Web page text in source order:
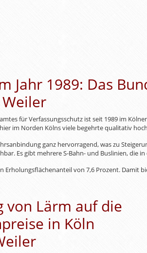
Jahr 1989: Das
für Verfassungsschutz ist seit 1989 im
im Norden Kölns viele begehrte qualitativ
ganz hervorragend, was zu
Es gibt mehrere S-Bahn- und Buslinien, die
Erholungsflächenanteil von 7,6 Prozent.
von Lärm auf die
in Köln